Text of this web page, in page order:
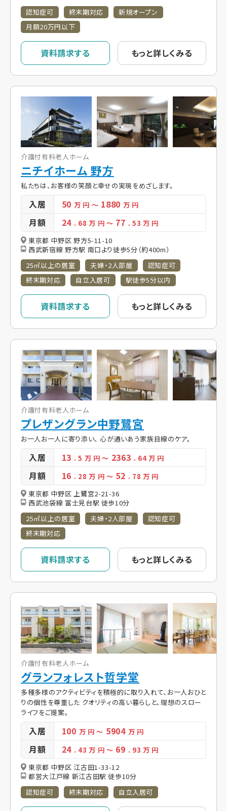
認知症可
終末期対応
新規オープン
月額20万円以下
資料請求する もっと詳しくみる
介護付有料老人ホーム
ニチイホーム 野方
私たちは、お客様の笑顔と幸せの実現をめざします。
入居 50万 円 ～ 1880万 円
月額 24 . 68万 円 ～ 77 . 53 万 円
東京都 中野区 野方5-11-10
西武新宿線 野方駅 南口より徒歩5分（約400m）
25㎡以上の居室
夫婦・2人部屋
認知症可
終末期対応
自立入居可 駅徒歩5分以内
資料請求する もっと詳しくみる
介護付有料老人ホーム
プレザングラン中野鷺宮
お一人お一人に寄り添い、 心が通いあう家族目線のケア。
入居 13 . 5 万 円～ 2363 . 64万 円
月額 16 . 28万 円 ～ 52 . 78 万 円
東京都 中野区 上鷺宮2-21-36
西武池袋線 富士見台駅 徒歩10分
25㎡以上の居室
夫婦・2人部屋
認知症可
終末期対応
資料請求する もっと詳しくみる
介護付有料老人ホーム
グランフォレスト哲学堂
多種多様のアクティビティを積極的に取り入れて、お一人おひと
りの個性を尊重した クオリティの高い暮らしと、理想のスロー
ライフをご提案。
入居 100 万 円～ 5904 万 円
月額 24 . 43万 円 ～ 69 . 93 万 円
東京都 中野区 江古田1-33-12
都営大江戸線 新江古田駅 徒歩10分
認知症可
終末期対応 自立入居可